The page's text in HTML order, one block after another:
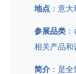
地点 ：意大
参展品类
相关产品和
简介：是全